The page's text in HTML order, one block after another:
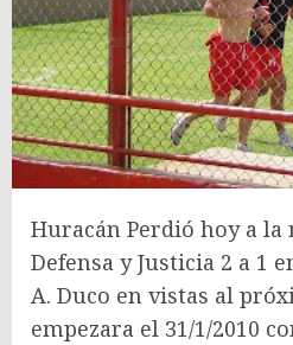
Huracán Perdió hoy a la
Defensa y Justicia 2 a 1
A. Duco en vistas al
empezara el 31/1/2010